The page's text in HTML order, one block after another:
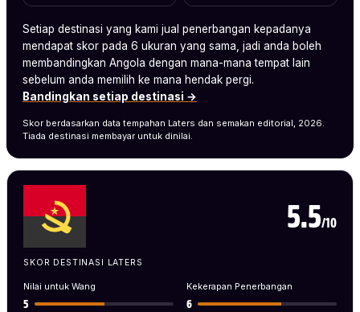
Setiap destinasi yang kami jual penerbangan kepadanya
mendapat skor pada 6 ukuran yang sama, jadi anda boleh
membandingkan Angola dengan mana-mana tempat lain
sebelum anda memilih ke mana hendak pergi.
Bandingkan setiap destinasi →
Skor berdasarkan data tempahan Laters dan semakan editorial, 2026.
Tiada destinasi membayar untuk dinilai.
5.5/10
SKOR DESTINASI LATERS
Nilai untuk Wang
5
Kekerapan Penerbangan
6